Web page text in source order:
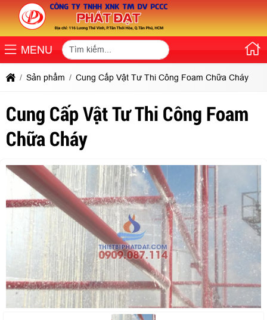
MENU
Sản phẩm Cung Cấp Vật Tư Thi Công Foam Chữa Cháy
Cung Cấp Vật Tư Thi Công Foam
Chữa Cháy